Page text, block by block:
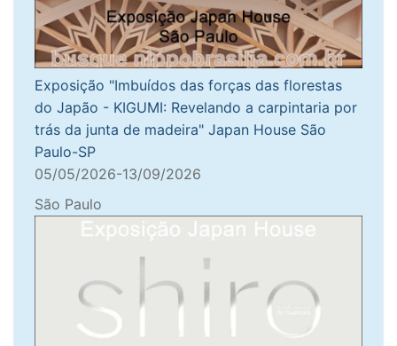
Exposição "Imbuídos das forças das florestas
do Japão - KIGUMI: Revelando a carpintaria por
trás da junta de madeira" Japan House São
Paulo-SP
05/05/2026-13/09/2026
São Paulo